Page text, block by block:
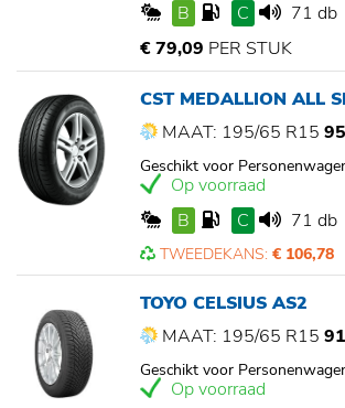
B
C
71 db
€ 79,09 PER STUK
CST MEDALLION ALL
MAAT: 195/65 R15
Geschikt voor
Op voorraad
B
C 71 db
TWEEDEKANS: € 106,78
TOYO CELSIUS AS2
MAAT: 195/65 R15
Geschikt voor
Op voorraad